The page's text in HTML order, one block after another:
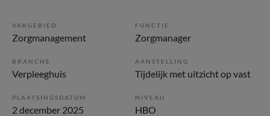
VAKGEBIED
Zorgmanagement
FUNCTIE
Zorgmanager
BRANCHE
Verpleeghuis
AANSTELLING
Tijdelijk met uitzicht op vast
PLAATSINGSDATUM
2 december 2025
NIVEAU
HBO